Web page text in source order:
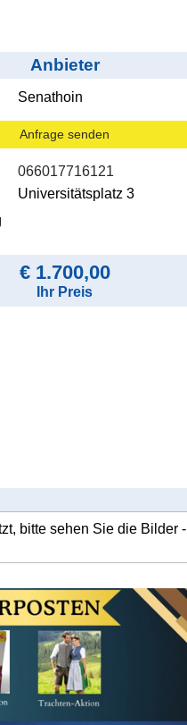
Anbieter
Senathoin
Anfrage senden
066017716121
Universitätsplatz 3
€ 1.700,00
Ihr Preis
bitte sehen Sie die Bilder -